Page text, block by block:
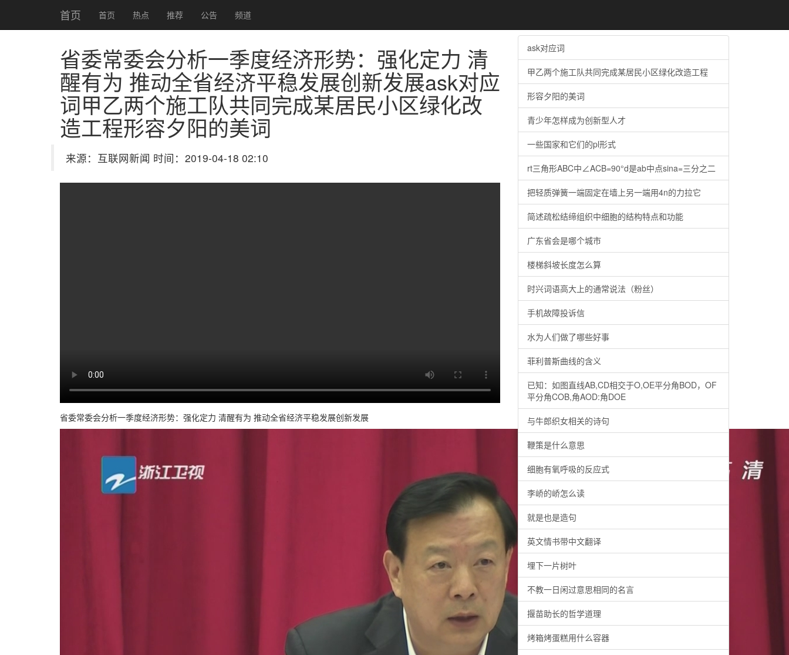
首页 首页 热点 推荐 公告 频道
省委常委会分析一季度经济形势：强化定力 清
醒有为 推动全省经济平稳发展创新发展ask对应
词甲乙两个施工队共同完成某居民小区绿化改
造工程形容夕阳的美词
来源：互联网新闻 时间：2019-04-18 02:10
省委常委会分析一季度经济形势：强化定力 清醒有为 推动全省经济平稳发展创新发展
ask对应词
甲乙两个施工队共同完成某居民小区绿化改造工程
形容夕阳的美词
青少年怎样成为创新型人才
一些国家和它们的pl形式
rt三角形ABC中∠ACB=90°d是ab中点sina=三分之二
把轻质弹簧一端固定在墙上另一端用4n的力拉它
简述疏松结缔组织中细胞的结构特点和功能
广东省会是哪个城市
楼梯斜坡长度怎么算
时兴词语高大上的通常说法（粉丝）
手机故障投诉信
水为人们做了哪些好事
菲利普斯曲线的含义
已知：如图直线AB,CD相交于O,OE平分角BOD，OF
平分角COB,角AOD:角DOE
与牛郎织女相关的诗句
鞭策是什么意思
细胞有氧呼吸的反应式
李峤的峤怎么读
就是也是造句
英文情书带中文翻译
埋下一片树叶
不教一日闲过意思相同的名言
揠苗助长的哲学道理
烤箱烤蛋糕用什么容器